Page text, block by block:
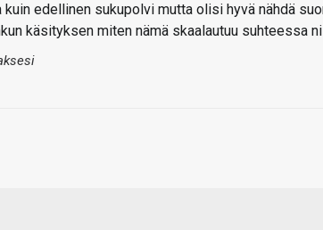
kuin edellinen sukupolvi mutta olisi hyvä nähdä
käsityksen miten nämä skaalautuu suhteessa